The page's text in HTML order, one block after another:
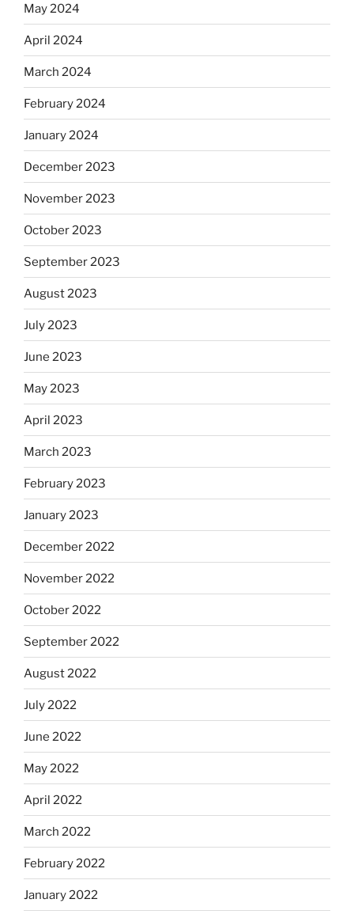
May 2024
April 2024
March 2024
February 2024
January 2024
December 2023
November 2023
October 2023
September 2023
August 2023
July 2023
June 2023
May 2023
April 2023
March 2023
February 2023
January 2023
December 2022
November 2022
October 2022
September 2022
August 2022
July 2022
June 2022
May 2022
April 2022
March 2022
February 2022
January 2022